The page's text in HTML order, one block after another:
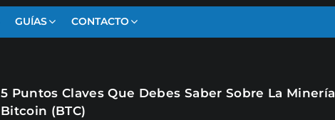
GUÍAS CONTACTO
5 Puntos Claves Que Debes Saber Sobre La Minería
Bitcoin (BTC)